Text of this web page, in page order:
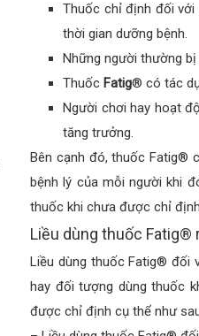
Thuốc chỉ định đối với
thời gian dưỡng bệnh.
Những người thường bị
Thuốc Fatig® có tác
Người chơi hay hoạt
tăng trưởng.
Bên cạnh đó, thuốc Fatig®
bệnh lý của mỗi người khi
thuốc khi chưa được chỉ
Liều dùng thuốc Fatig®
Liều dùng thuốc Fatig® đối
hay đối tượng dùng thuốc
được chỉ định cụ thể như